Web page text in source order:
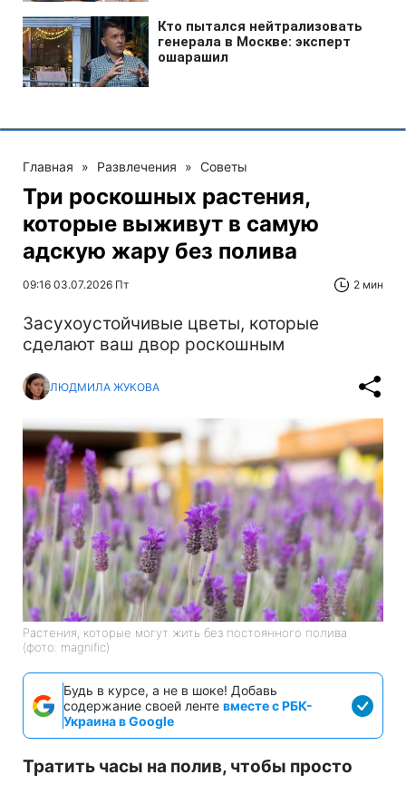
Главная » Развлечения » Советы
Три роскошных растения,
которые выживут в самую
адскую жару без полива
09:16 03.07.2026 Пт 2 мин
Засухоустойчивые цветы, которые
сделают ваш двор роскошным
ЛЮДМИЛА ЖУКОВА
Растения, которые могут жить без постоянного полива
(фото: magnific)
Будь в курсе, а не в шоке! Добавь
содержание своей ленте вместе с РБК-
Украина в Google
Тратить часы на полив, чтобы просто